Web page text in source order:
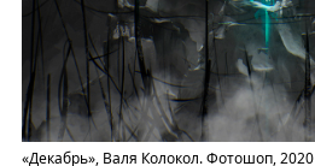
«Декабрь», Валя Колокол. Фотошоп, 2020